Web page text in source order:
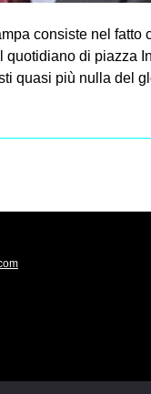
consiste nel fatto
quotidiano di piazza
quasi più nulla del